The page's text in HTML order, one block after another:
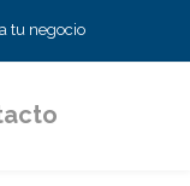
tu negocio